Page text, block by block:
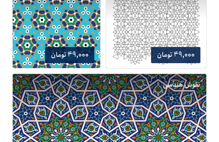
49,000 تومان 49,000 تومان
نقوش هندسی